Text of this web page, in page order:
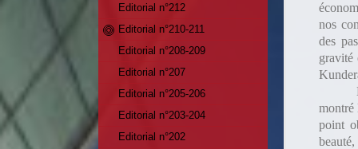
Editorial n°212
Editorial n°210-211
Editorial n°208-209
Editorial n°207
Editorial n°205-206
Editorial n°203-204
Editorial n°202
nos
des
gravité
montré
point